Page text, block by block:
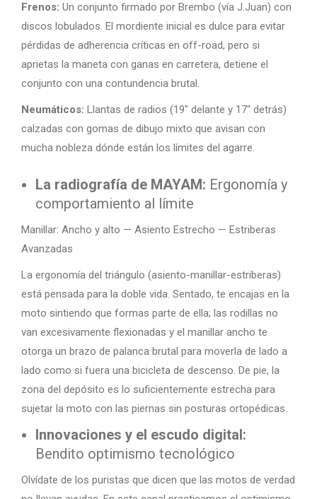
Frenos: Un conjunto firmado por Brembo (vía J.Juan) con
discos lobulados. El mordiente inicial es dulce para evitar
pérdidas de adherencia críticas en off-road, pero si
aprietas la maneta con ganas en carretera, detiene el
conjunto con una contundencia brutal.
Neumáticos: Llantas de radios (19″ delante y 17″ detrás)
calzadas con gomas de dibujo mixto que avisan con
mucha nobleza dónde están los límites del agarre.
La radiografía de MAYAM: Ergonomía y
comportamiento al límite
Manillar: Ancho y alto — Asiento Estrecho — Estriberas
Avanzadas
La ergonomía del triángulo (asiento-manillar-estriberas)
está pensada para la doble vida. Sentado, te encajas en la
moto sintiendo que formas parte de ella; las rodillas no
van excesivamente flexionadas y el manillar ancho te
otorga un brazo de palanca brutal para moverla de lado a
lado como si fuera una bicicleta de descenso. De pie, la
zona del depósito es lo suficientemente estrecha para
sujetar la moto con las piernas sin posturas ortopédicas.
Innovaciones y el escudo digital:
Bendito optimismo tecnológico
Olvídate de los puristas que dicen que las motos de verdad